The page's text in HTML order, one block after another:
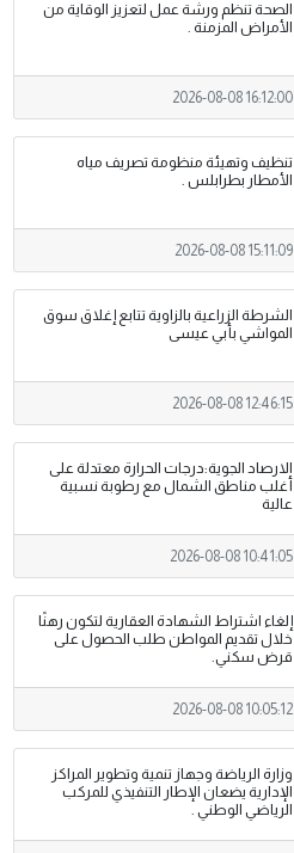
الصحة تنظم ورشة عمل لتعزيز الوقاية من
الأمراض المزمنة .
2026-08-08 16:12:00
تنظيف وتهيئة منظومة تصريف مياه
الأمطار بطرابلس .
2026-08-08 15:11:09
الشرطة الزراعية بالزاوية تتابع إغلاق سوق
المواشي بأبي عيسى
2026-08-08 12:46:15
الارصاد الجوية:درجات الحرارة معتدلة على
أغلب مناطق الشمال مع رطوبة نسبية
عالية
2026-08-08 10:41:05
إلغاء اشتراط الشهادة العقارية لتكون رهنًا
خلال تقديم المواطن طلب الحصول على
قرض سكني.
2026-08-08 10:05:12
وزارة الرياضة وجهاز تنمية وتطوير المراكز
الإدارية يضعان الإطار التنفيذي للمركب
الرياضي الوطني .